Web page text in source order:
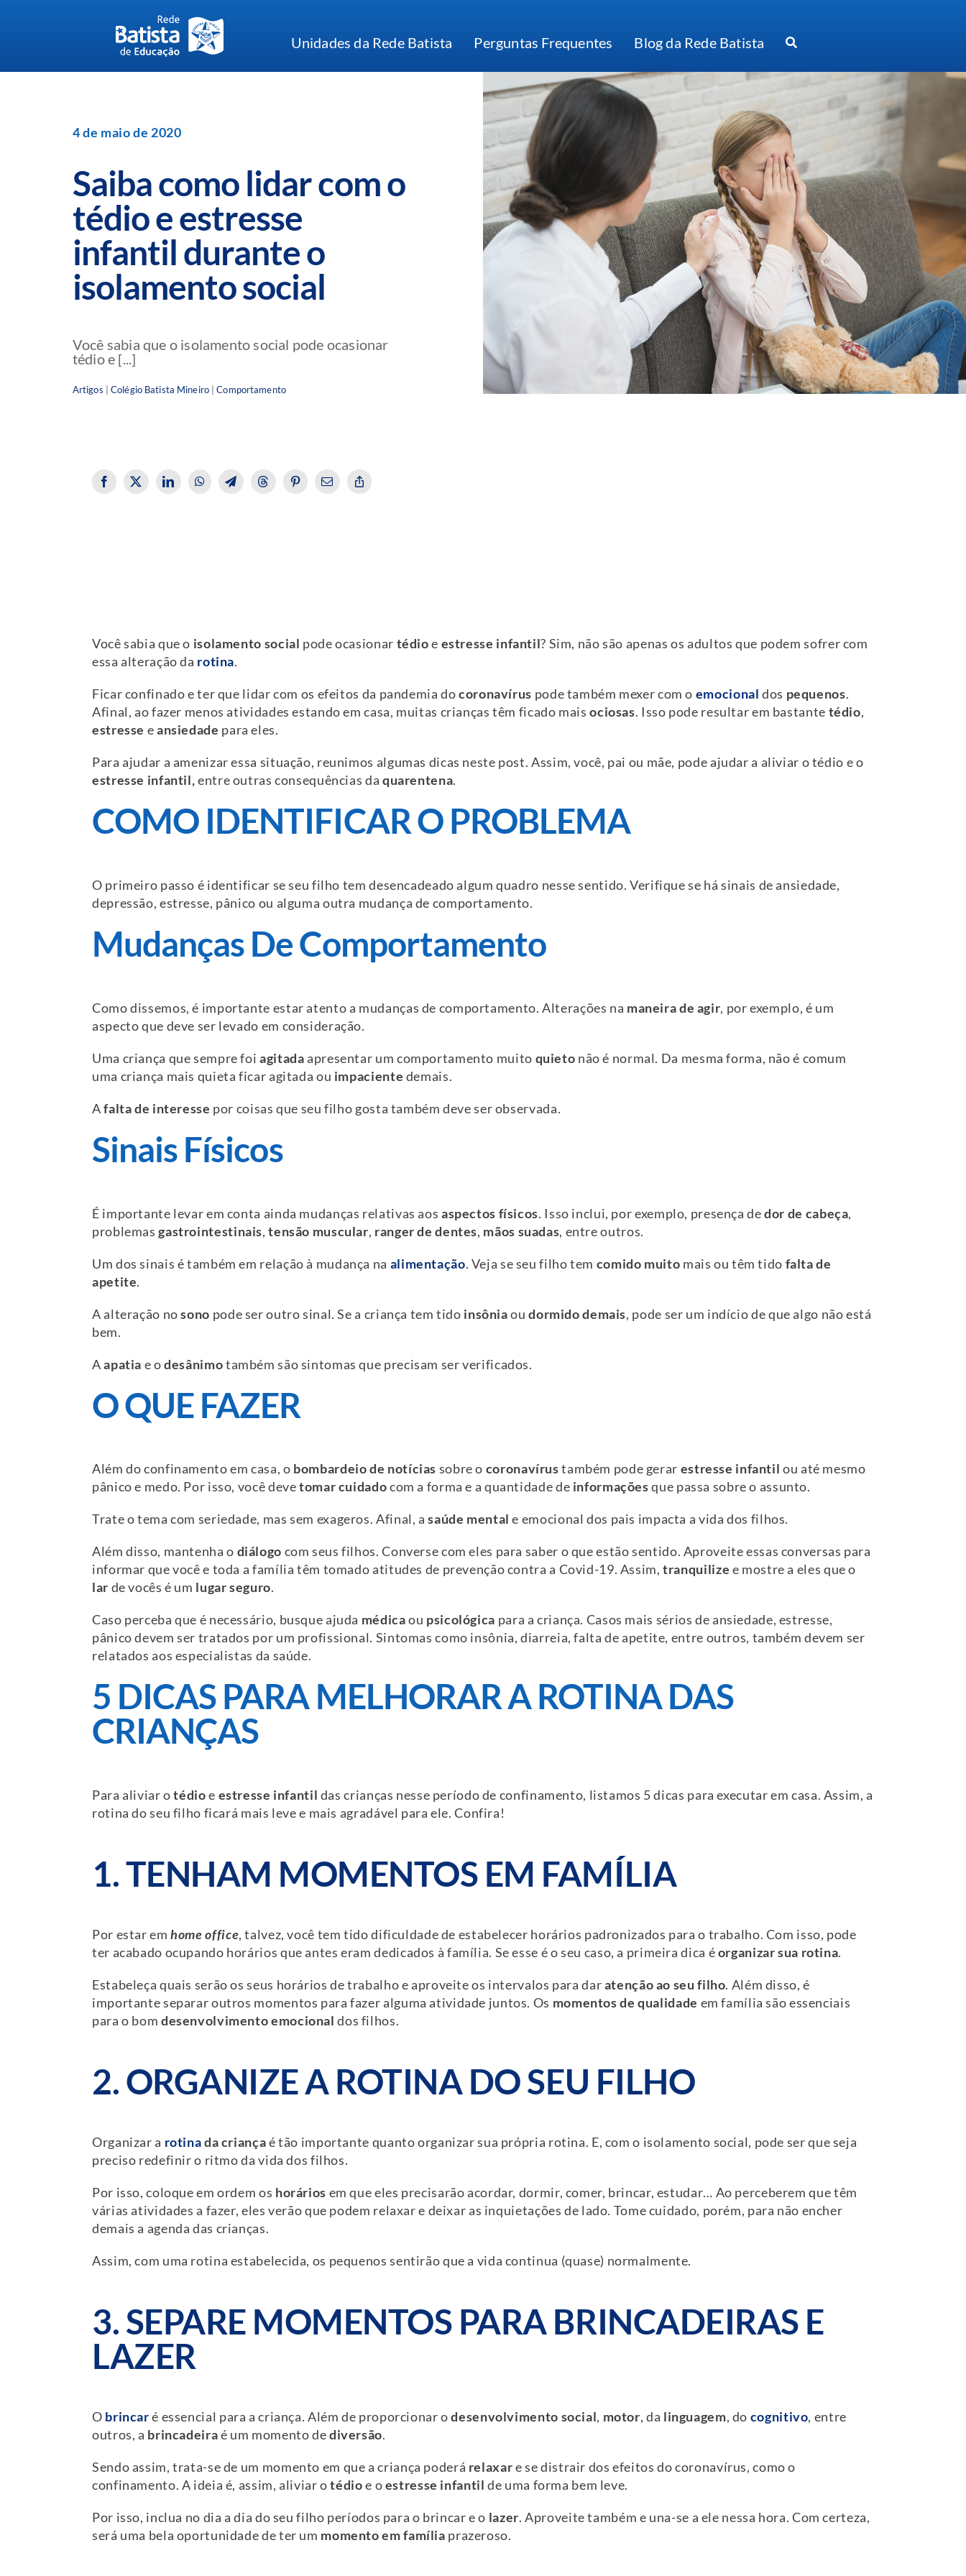
Unidades da Rede Batista Perguntas Frequentes Blog da Rede Batista
4 de maio de 2020
Saiba como lidar com o
tédio e estresse
infantil durante o
isolamento social
Você sabia que o isolamento social pode ocasionar
tédio e [...]
Artigos |Colégio Batista Mineiro|Comportamento
Você sabia que o isolamento social pode ocasionar tédioe estresse infantil? Sim, não são apenas os adultos que podem sofrer com
essa alteração da rotina.
Ficar confinado e ter que lidar com os efeitos da pandemia docoronavírus pode também mexer com o emocional dos pequenos.
Afinal, ao fazer menos atividades estando em casa, muitas crianças têm ficado maisociosas. Isso pode resultar em bastante tédio,
estresse eansiedade para eles.
Para ajudar a amenizar essa situação, reunimos algumas dicas neste post. Assim, você, pai ou mãe, pode ajudar a aliviar o tédio e o
estresse infantil,entre outras consequências da quarentena.
COMO IDENTIFICAR O PROBLEMA
O primeiro passo é identificar se seu filho tem desencadeado algum quadro nesse sentido. Verifique se há sinais de ansiedade,
depressão, estresse, pânico ou alguma outra mudança de comportamento.
Mudanças De Comportamento
Como dissemos, é importante estar atento a mudanças de comportamento. Alterações na maneira de agir, por exemplo, é um
aspecto que deve ser levado em consideração.
Uma criança que sempre foiagitadaapresentar um comportamento muito quieto não é normal. Da mesma forma, não é comum
uma criança mais quieta ficar agitada ou impaciente demais.
Afalta de interesse por coisas que seu filho gosta também deve ser observada.
Sinais Físicos
É importante levar em conta ainda mudanças relativas aos aspectos físicos. Isso inclui, por exemplo, presença dedor de cabeça,
problemasgastrointestinais,tensão muscular, ranger de dentes, mãos suadas, entre outros.
Um dos sinais é também em relação à mudança na alimentação. Veja se seu filho tem comido muito mais ou têm tido falta de
apetite.
A alteração nosono pode ser outro sinal. Se a criança tem tido insôniaoudormido demais, pode ser um indício de que algo não está
bem.
Aapatia e odesânimotambém são sintomas que precisam ser verificados.
O QUE FAZER
Além do confinamento em casa, o bombardeio de notícias sobre o coronavírustambém pode gerar estresse infantil ou até mesmo
pânico e medo. Por isso, você devetomar cuidadocom a forma e a quantidade de informaçõesque passa sobre o assunto.
Trate o tema com seriedade, mas sem exageros. Afinal, asaúde mental e emocional dos pais impacta a vida dos filhos.
Além disso, mantenha o diálogo com seus filhos. Converse com eles para saber o que estão sentido. Aproveite essas conversas para
informar que você e toda a família têm tomado atitudes de prevenção contra a Covid-19. Assim,tranquilize e mostre a eles que o
lar de vocês é um lugar seguro.
Caso perceba que é necessário, busque ajuda médicaou psicológica para a criança. Casos mais sérios de ansiedade, estresse,
pânico devem ser tratados por um profissional. Sintomas como insônia, diarreia, falta de apetite, entre outros, também devem ser
relatados aos especialistas da saúde.
5 DICAS PARA MELHORAR A ROTINA DAS
CRIANÇAS
Para aliviar otédioe estresse infantil das crianças nesse período de confinamento, listamos 5 dicas para executar em casa. Assim, a
rotina do seu filho ficará mais leve e mais agradável para ele. Confira!
1. TENHAM MOMENTOS EM FAMÍLIA
Por estar emhome office, talvez, você tem tido dificuldade de estabelecer horários padronizados para o trabalho. Com isso, pode
ter acabado ocupando horários que antes eram dedicados à família. Se esse é o seu caso, a primeira dica éorganizar sua rotina.
Estabeleça quais serão os seus horários de trabalho e aproveite os intervalos para daratenção ao seu filho. Além disso, é
importante separar outros momentos para fazer alguma atividade juntos. Os momentos de qualidade em família são essenciais
para o bom desenvolvimento emocional dos filhos.
2. ORGANIZE A ROTINA DO SEU FILHO
Organizar a rotinada criançaé tão importante quanto organizar sua própria rotina. E, com o isolamento social, pode ser que seja
preciso redefinir o ritmo da vida dos filhos.
Por isso, coloque em ordem os horários em que eles precisarão acordar, dormir, comer, brincar, estudar… Ao perceberem que têm
várias atividades a fazer, eles verão que podem relaxar e deixar as inquietações de lado. Tome cuidado, porém, para não encher
demais a agenda das crianças.
Assim, com uma rotina estabelecida, os pequenos sentirão que a vida continua (quase) normalmente.
3. SEPARE MOMENTOS PARA BRINCADEIRAS E
LAZER
O brincaré essencial para a criança. Além de proporcionar odesenvolvimento social, motor, da linguagem, do cognitivo, entre
outros, a brincadeiraé um momento dediversão.
Sendo assim, trata-se de um momento em que a criança poderá relaxare se distrair dos efeitos do coronavírus, como o
confinamento. A ideia é, assim, aliviar otédioe oestresse infantil de uma forma bem leve.
Por isso, inclua no dia a dia do seu filho períodos para o brincar e o lazer. Aproveite também e una-se a ele nessa hora. Com certeza,
será uma bela oportunidade de ter um momento em família prazeroso.